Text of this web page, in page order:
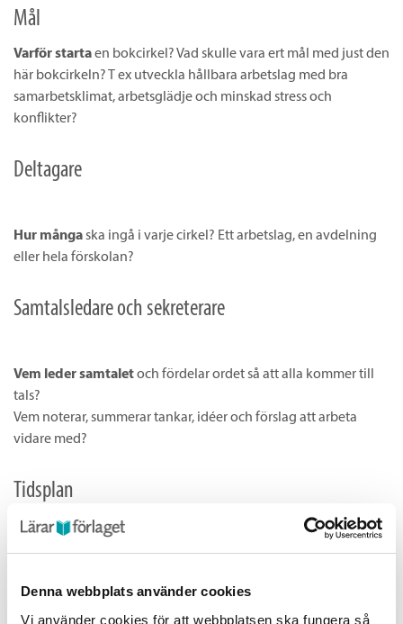
Denna webbplats använder cookies
Vi använder cookies för att webbplatsen ska fungera så
Mål
Varför startaen bokcirkel? Vad skulle vara ert mål med just den
här bokcirkeln? T ex utveckla hållbara arbetslag med bra
samarbetsklimat, arbetsglädje och minskad stress och
konflikter?
Deltagare
Hur mångaska ingå i varje cirkel? Ett arbetslag, en avdelning
eller hela förskolan?
Samtalsledare och sekreterare
Vem leder samtaletoch fördelar ordet så att alla kommer till
tals?
Vem noterar, summerar tankar, idéer och förslag att arbeta
vidare med?
Tidsplan
Vilken ambitionsnivåhar vi vad gäller tid? Hur mycket tid kan
vara i mål?